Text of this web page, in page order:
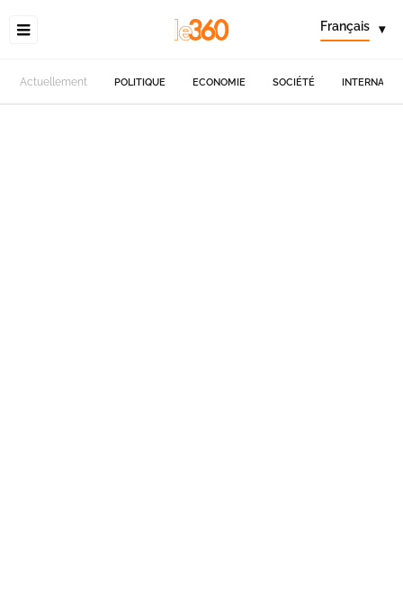
Français ▾
Actuellement POLITIQUE ECONOMIE SOCIÉTÉ